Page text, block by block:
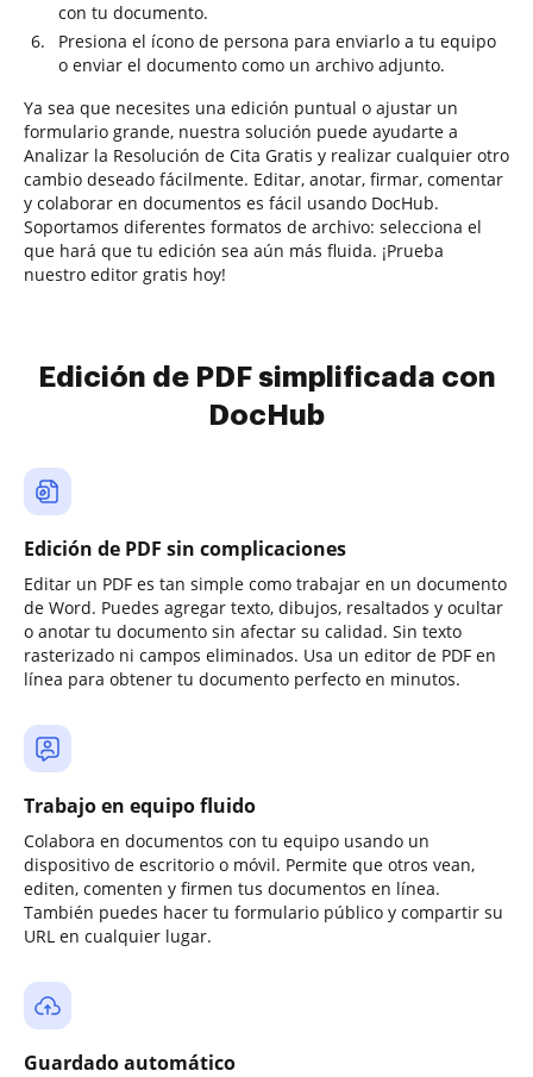
con tu documento.
Presiona el ícono de persona para enviarlo a tu equipo
o enviar el documento como un archivo adjunto.
Ya sea que necesites una edición puntual o ajustar un
formulario grande, nuestra solución puede ayudarte a
Analizar la Resolución de Cita Gratis y realizar cualquier otro
cambio deseado fácilmente. Editar, anotar, firmar, comentar
y colaborar en documentos es fácil usando DocHub.
Soportamos diferentes formatos de archivo: selecciona el
que hará que tu edición sea aún más fluida. ¡Prueba
nuestro editor gratis hoy!
Edición de PDF simplificada con
DocHub
Edición de PDF sin complicaciones
Editar un PDF es tan simple como trabajar en un documento
de Word. Puedes agregar texto, dibujos, resaltados y ocultar
o anotar tu documento sin afectar su calidad. Sin texto
rasterizado ni campos eliminados. Usa un editor de PDF en
línea para obtener tu documento perfecto en minutos.
Trabajo en equipo fluido
Colabora en documentos con tu equipo usando un
dispositivo de escritorio o móvil. Permite que otros vean,
editen, comenten y firmen tus documentos en línea.
También puedes hacer tu formulario público y compartir su
URL en cualquier lugar.
Guardado automático